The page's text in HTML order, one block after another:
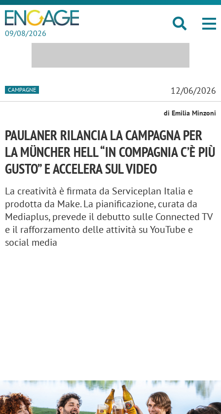
09/08/2026
CAMPAGNE 12/06/2026
di Emilia Minzoni
PAULANER RILANCIA LA CAMPAGNA PER
LA MÜNCHER HELL “IN COMPAGNIA C’È PIÙ
GUSTO” E ACCELERA SUL VIDEO
La creatività è firmata da Serviceplan Italia e
prodotta da Make. La pianificazione, curata da
Mediaplus, prevede il debutto sulle Connected TV
e il rafforzamento delle attività su YouTube e
social media